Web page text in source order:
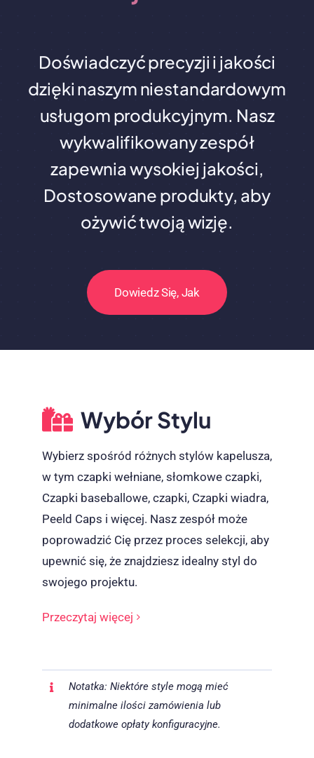
Doświadczyć precyzji i jakości
dzięki naszym niestandardowym
usługom produkcyjnym. Nasz
wykwalifikowany zespół
zapewnia wysokiej jakości,
Dostosowane produkty, aby
ożywić twoją wizję.
Dowiedz Się, Jak
Wybór Stylu
Wybierz spośród różnych stylów kapelusza,
w tym czapki wełniane, słomkowe czapki,
Czapki baseballowe, czapki, Czapki wiadra,
Peeld Caps i więcej. Nasz zespół może
poprowadzić Cię przez proces selekcji, aby
upewnić się, że znajdziesz idealny styl do
swojego projektu.
Przeczytaj więcej
Notatka: Niektóre style mogą mieć
minimalne ilości zamówienia lub
dodatkowe opłaty konfiguracyjne.